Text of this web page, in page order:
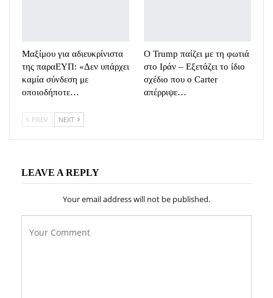
Μαξίμου για αδιευκρίνιστα
της παραΕΥΠ: «Δεν υπάρχει
καμία σύνδεση με
οποιοδήποτε…
Ο Trump παίζει με τη φωτιά
στο Ιράν – Εξετάζει το ίδιο
σχέδιο που ο Carter
απέρριψε…
PREV NEXT
LEAVE A REPLY
Your email address will not be published.